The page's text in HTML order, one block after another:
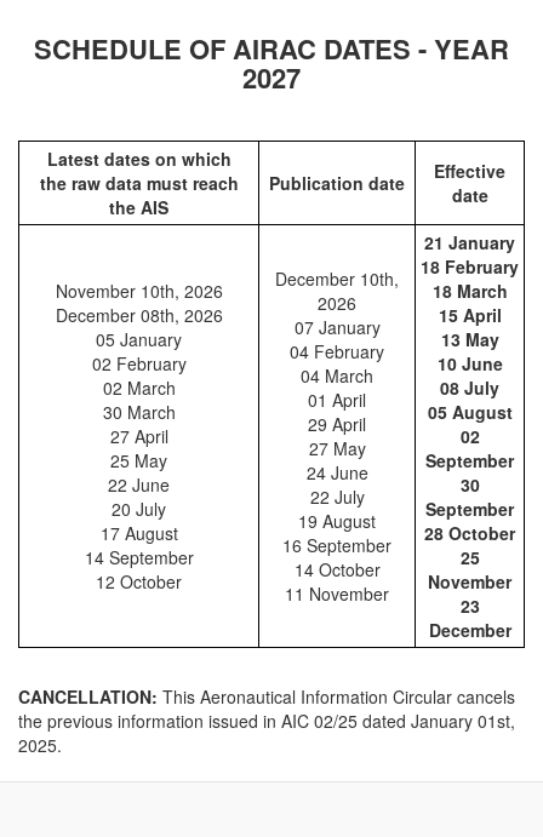
SCHEDULE OF AIRAC DATES - YEAR
2027
Latest dates on which
the raw data must reach
the AIS
Publication date
Effective
date
November 10th, 2026
December 08th, 2026
05 January
02 February
02 March
30 March
27 April
25 May
22 June
20 July
17 August
14 September
12 October
December 10th,
2026
07 January
04 February
04 March
01 April
29 April
27 May
24 June
22 July
19 August
16 September
14 October
11 November
21 January
18 February
18 March
15 April
13 May
10 June
08 July
05 August
02
September
30
September
28 October
25
November
23
December
CANCELLATION: This Aeronautical Information Circular cancels
the previous information issued in AIC 02/25 dated January 01st,
2025.